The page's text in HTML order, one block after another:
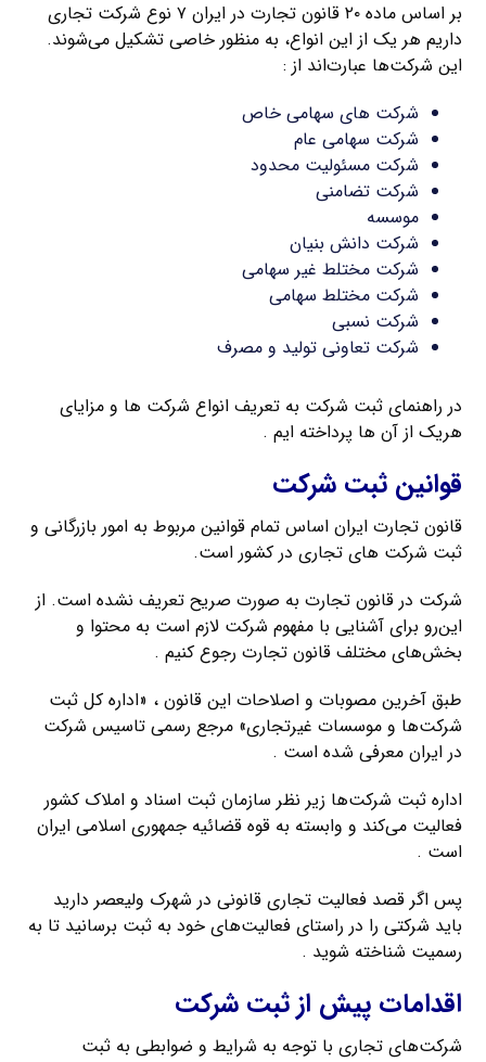
بر اساس ماده ۲۰ قانون تجارت در ایران ۷ نوع شرکت تجاری
داریم هر یک از این انواع، به منظور خاصی تشکیل می‌شوند.
این شرکت‌ها عبارت‌اند از :
شرکت های سهامی خاص
شرکت سهامی عام
شرکت مسئولیت محدود
شرکت تضامنی
موسسه
شرکت دانش بنیان
شرکت مختلط غیر سهامی
شرکت مختلط سهامی
شرکت نسبی
شرکت تعاونی تولید و مصرف
در راهنمای ثبت شرکت به تعریف انواع شرکت ها و مزایای
هریک از آن ها پرداخته ایم .
قوانین ثبت شرکت
قانون تجارت ایران اساس تمام قوانین مربوط به امور بازرگانی و
ثبت شرکت های تجاری در کشور است.
شرکت در قانون تجارت به صورت صریح تعریف نشده است. از
این‌رو برای آشنایی با مفهوم شرکت لازم است به محتوا و
بخش‌های مختلف قانون تجارت رجوع کنیم .
طبق آخرین مصوبات و اصلاحات این قانون ، «اداره کل ثبت
شرکت‌ها و موسسات غیرتجاری» مرجع رسمی تاسیس شرکت
در ایران معرفی شده است .
اداره ثبت شرکت‌ها زیر نظر سازمان ثبت اسناد و املاک کشور
فعالیت می‌کند و وابسته به قوه قضائیه جمهوری اسلامی ایران
است .
پس اگر قصد فعالیت تجاری قانونی در شهرک ولیعصر دارید
باید شرکتی را در راستای فعالیت‌های خود به ثبت برسانید تا به
رسمیت شناخته شوید .
اقدامات پیش از ثبت شرکت
شرکت‌های تجاری با توجه به شرایط و ضوابطی به ثبت